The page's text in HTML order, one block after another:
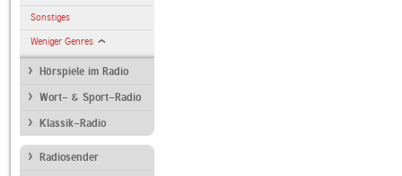
Sonstiges
Weniger Genres
Hörspiele im Radio
Wort- & Sport-Radio
Klassik-Radio
Radiosender